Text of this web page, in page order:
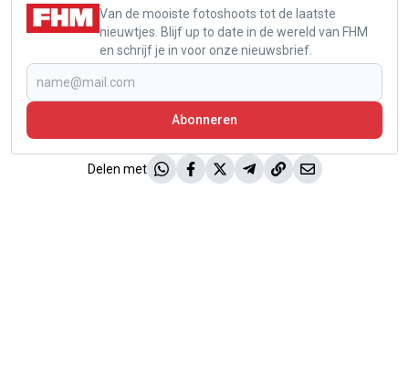
Van de mooiste fotoshoots tot de laatste
nieuwtjes. Blijf up to date in de wereld van FHM
en schrijf je in voor onze nieuwsbrief.
Abonneren
Delen met